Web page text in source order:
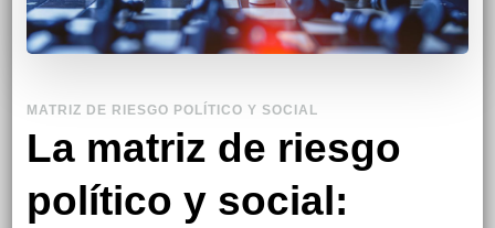
MATRIZ DE RIESGO POLÍTICO Y SOCIAL
La matriz de riesgo
político y social: